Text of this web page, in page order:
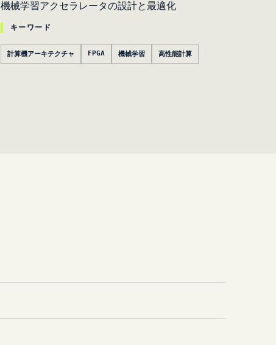
機械学習アクセラレータの設計と最適化
キーワード
計算機アーキテクチャ FPGA 機械学習 高性能計算